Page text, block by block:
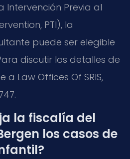
Intervención Previa al
PTI), la
puede ser elegible
discutir los detalles de
Law Offices Of SRIS,
la fiscalía del
los casos de